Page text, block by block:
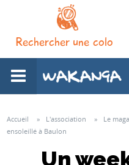
Rechercher une colo
Accueil » L'association » Le
ensoleillé à Baulon
Un